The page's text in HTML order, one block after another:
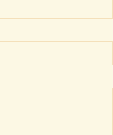
悠学舎」開設
進エクセレント企業認定